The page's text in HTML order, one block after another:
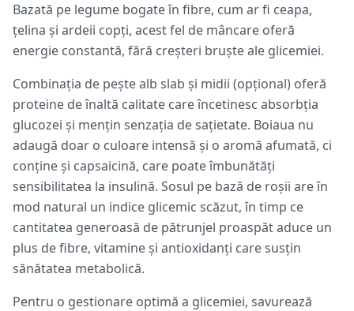
Bazată pe legume bogate în fibre, cum ar fi ceapa,
țelina și ardeii copți, acest fel de mâncare oferă
energie constantă, fără creșteri bruște ale glicemiei.
Combinația de pește alb slab și midii (opțional) oferă
proteine de înaltă calitate care încetinesc absorbția
glucozei și mențin senzația de sațietate. Boiaua nu
adaugă doar o culoare intensă și o aromă afumată, ci
conține și capsaicină, care poate îmbunătăți
sensibilitatea la insulină. Sosul pe bază de roșii are în
mod natural un indice glicemic scăzut, în timp ce
cantitatea generoasă de pătrunjel proaspăt aduce un
plus de fibre, vitamine și antioxidanți care susțin
sănătatea metabolică.
Pentru o gestionare optimă a glicemiei, savurează